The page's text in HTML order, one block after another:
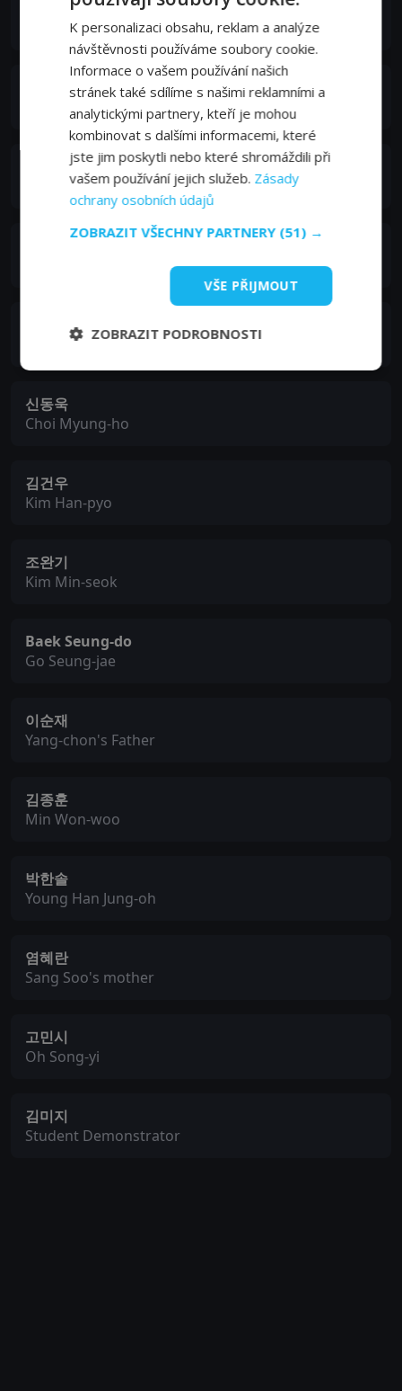
Ki Han-sol
Eun Kyung-mo
Lee Sam-bo
Kang Nam-il
신동욱
Choi Myung-ho
김건우
Kim Han-pyo
조완기
Kim Min-seok
Baek Seung-do
Go Seung-jae
이순재
Yang-chon's Father
김종훈
Min Won-woo
박한솔
Young Han Jung-oh
염혜란
Sang Soo's mother
고민시
Oh Song-yi
김미지
Student Demonstrator
K personalizaci obsahu, reklam a analýze
návštěvnosti používáme soubory cookie.
Informace o vašem používání našich
stránek také sdílíme s našimi reklamními a
analytickými partnery, kteří je mohou
kombinovat s dalšími informacemi, které
jste jim poskytli nebo které shromáždili při
vašem používání jejich služeb. Zásady
ochrany osobních údajů
ZOBRAZIT VŠECHNY PARTNERY (51) →
VŠE PŘIJMOUT
ZOBRAZIT PODROBNOSTI